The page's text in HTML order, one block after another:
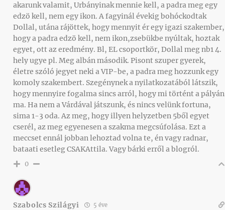
akarunk valamit, Urbányinak mennie kell, a padra meg egy
edzö kell, nem egy ikon. A fagyinál évekig bohóckodtak
Dollal, utána rájöttek, hogy mennyit ér egy igazi szakember,
hogy a padra edzö kell, nem ikon,zsebükbe nyúltak, hoztak
egyet, ott az eredmény. Bl, EL csoportkör, Dollal meg nb1 4.
hely ugye pl. Meg albán második. Pisont szuper gyerek,
életre szóló jegyet neki a VIP-be, a padra meg hozzunk egy
komoly szakembert. Szegénynek a nyilatkozatából látszik,
hogy mennyire fogalma sincs arról, hogy mi történt a pályán
ma. Ha nem a Várdával játszunk, és nincs velünk fortuna,
sima 1-3 oda. Az meg, hogy illyen helyzetben 5ből egyet
cserél, az meg egyenesen a szakma megcsúfolása. Ezt a
meccset ennál jobban lehoztad volna te, én vagy radnar,
bataati esetleg CSAKAttila. Vagy bárki erről a blogról.
0
Szabolcs Szilágyi 5 éve